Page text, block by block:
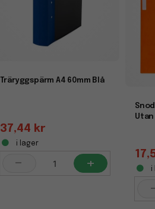
Träryggspärm A4 60mm Blå
37,44 kr
i lager
- + i